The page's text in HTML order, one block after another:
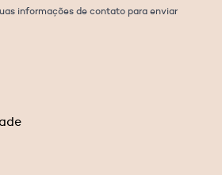
informações de contato para enviar